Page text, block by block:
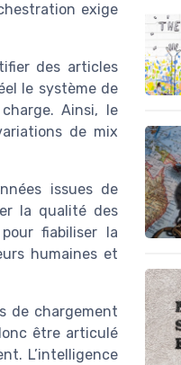
exige
des articles
le système de
Ainsi, le
de mix
issues de
la qualité des
fiabiliser la
humaines et
de chargement
être articulé
L’intelligence